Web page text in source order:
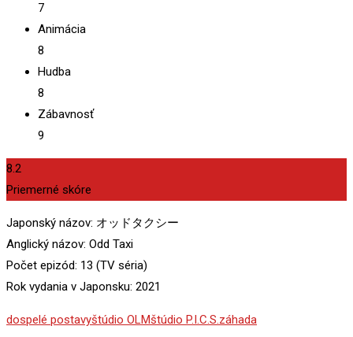
7
Animácia
8
Hudba
8
Zábavnosť
9
8.2
Priemerné skóre
Japonský názov: オッドタクシー
Anglický názov: Odd Taxi
Počet epizód: 13 (TV séria)
Rok vydania v Japonsku: 2021
dospelé postavyštúdio OLMštúdio P.I.C.S.záhada